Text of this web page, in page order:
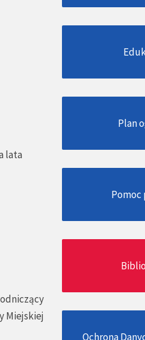
lata
Miejskiej
Plan
Pomoc
Ochrona